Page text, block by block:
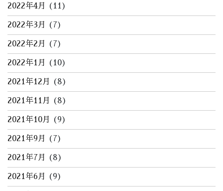
2022年4月 (11)
2022年3月 (7)
2022年2月 (7)
2022年1月 (10)
2021年12月 (8)
2021年11月 (8)
2021年10月 (9)
2021年9月 (7)
2021年7月 (8)
2021年6月 (9)